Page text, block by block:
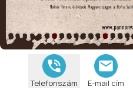
Telefonszám E-mail cím